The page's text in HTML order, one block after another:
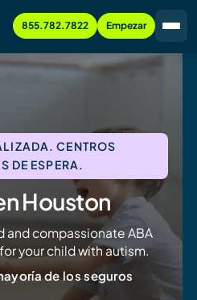
855.782.7822 Empezar
CENTROS
DE ESPERA.
Houston
and compassionate ABA
your child with autism.
de los seguros